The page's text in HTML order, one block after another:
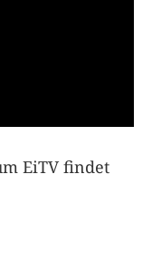
EiTV fin­det